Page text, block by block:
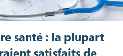
santé : la plupart
satisfaits de